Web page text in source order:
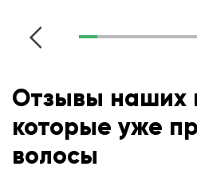
Отзывы наших
которые уже
волосы